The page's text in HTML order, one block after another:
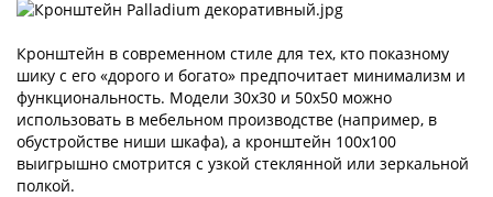
Кронштейн в современном стиле для тех, кто показному
шику с его «дорого и богато» предпочитает минимализм и
функциональность. Модели 30x30 и 50x50 можно
использовать в мебельном производстве (например, в
обустройстве ниши шкафа), а кронштейн 100x100
выигрышно смотрится с узкой стеклянной или зеркальной
полкой.